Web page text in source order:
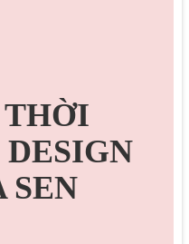
DESIGN
SEN